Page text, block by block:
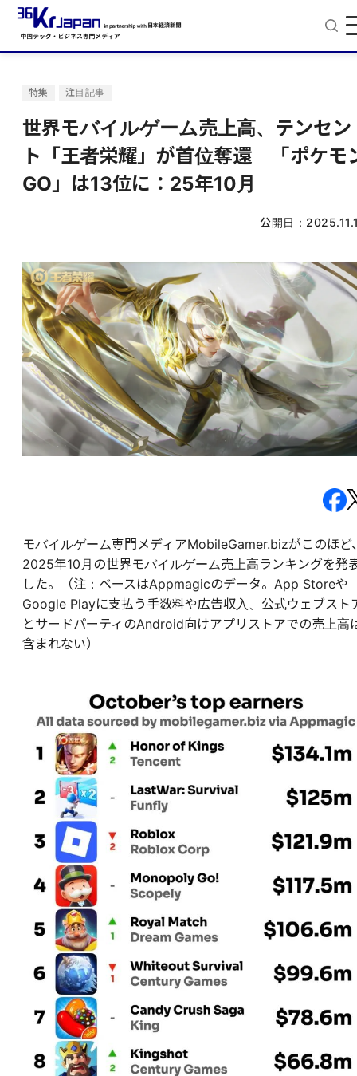
特集 注目記事
世界モバイルゲーム売上高、テンセン
ト「王者栄耀」が首位奪還 「ポケモ
GO」は13位に：25年10月
公開日：
モバイルゲーム専門メディアMobileGamer.bizがこのほど
2025年10月の世界モバイルゲーム売上高ランキングを発
した。（注：ベースはAppmagicのデータ。App Storeや
Google Playに支払う手数料や広告収入、公式ウェブスト
とサードパーティのAndroid向けアプリストアでの売上高
含まれない）